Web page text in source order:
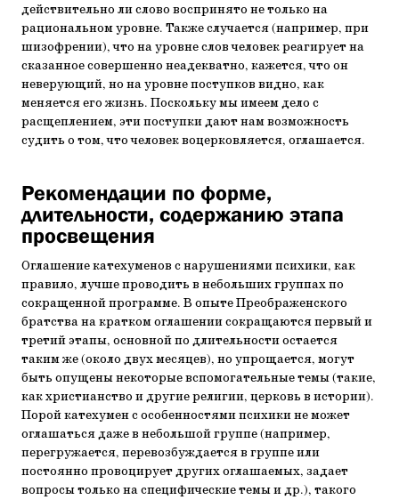
действительно ли слово воспринято не только на
рациональном уровне. Также случается (например, при
шизофрении), что на уровне слов человек реагирует на
сказанное совершенно неадекватно, кажется, что он
неверующий, но на уровне поступков видно, как
меняется его жизнь. Поскольку мы имеем дело с
расщеплением, эти поступки дают нам возможность
судить о том, что человек воцерковляется, оглашается.
Рекомендации по форме,
длительности, содержанию этапа
просвещения
Оглашение катехуменов с нарушениями психики, как
правило, лучше проводить в небольших группах по
сокращенной программе. В опыте Преображенского
братства на кратком оглашении сокращаются первый и
третий этапы, основной по длительности остается
таким же (около двух месяцев), но упрощается, могут
быть опущены некоторые вспомогательные темы (такие,
как христианство и другие религии, церковь в истории).
Порой катехумен с особенностями психики не может
оглашаться даже в небольшой группе (например,
перегружается, перевозбуждается в группе или
постоянно провоцирует других оглашаемых, задает
вопросы только на специфические темы и др.), такого